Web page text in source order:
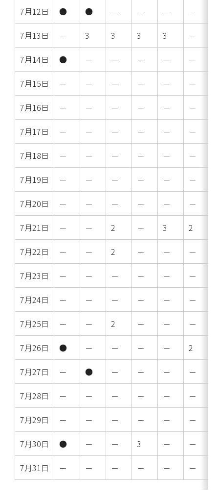
7月12日 ● ● － － － －
7月13日 － 3 3 3 3 －
7月14日 ● － － － － －
7月15日 － － － － － －
7月16日 － － － － － －
7月17日 － － － － － －
7月18日 － － － － － －
7月19日 － － － － － －
7月20日 － － － － － －
7月21日 － － 2 － 3 2
7月22日 － － 2 － － －
7月23日 － － － － － －
7月24日 － － － － － －
7月25日 － － 2 － － －
7月26日 ● － － － － 2
7月27日 － ● － － － －
7月28日 － － － － － －
7月29日 － － － － － －
7月30日 ● － － 3 － －
7月31日 － － － － － －